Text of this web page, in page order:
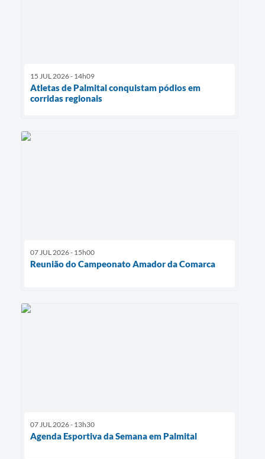
15 JUL 2026 - 14h09
Atletas de Palmital conquistam pódios em
corridas regionais
07 JUL 2026 - 15h00
Reunião do Campeonato Amador da Comarca
07 JUL 2026 - 13h30
Agenda Esportiva da Semana em Palmital